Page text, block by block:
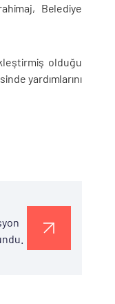
Belediye
olduğu
yardımlarını